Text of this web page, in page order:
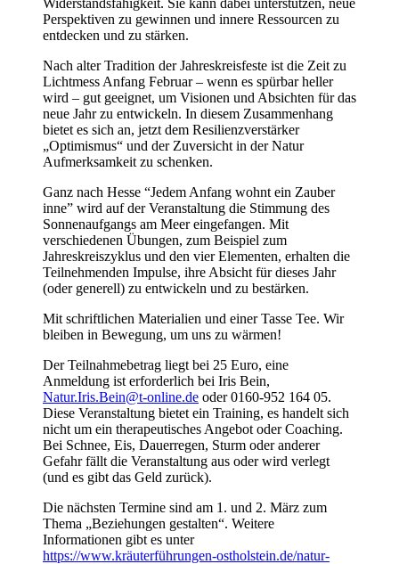
Perspektiven zu gewinnen und innere Ressourcen zu
entdecken und zu stärken.
Nach alter Tradition der Jahreskreisfeste ist die Zeit zu
Lichtmess Anfang Februar – wenn es spürbar heller
wird – gut geeignet, um Visionen und Absichten für das
neue Jahr zu entwickeln. In diesem Zusammenhang
bietet es sich an, jetzt dem Resilienzverstärker
„Optimismus“ und der Zuversicht in der Natur
Aufmerksamkeit zu schenken.
Ganz nach Hesse “Jedem Anfang wohnt ein Zauber
inne” wird auf der Veranstaltung die Stimmung des
Sonnenaufgangs am Meer eingefangen. Mit
verschiedenen Übungen, zum Beispiel zum
Jahreskreiszyklus und den vier Elementen, erhalten die
Teilnehmenden Impulse, ihre Absicht für dieses Jahr
(oder generell) zu entwickeln und zu bestärken.
Mit schriftlichen Materialien und einer Tasse Tee. Wir
bleiben in Bewegung, um uns zu wärmen!
Der Teilnahmebetrag liegt bei 25 Euro, eine
Anmeldung ist erforderlich bei Iris Bein,
Natur.Iris.Bein@t-online.de oder 0160-952 164 05.
Diese Veranstaltung bietet ein Training, es handelt sich
nicht um ein therapeutisches Angebot oder Coaching.
Bei Schnee, Eis, Dauerregen, Sturm oder anderer
Gefahr fällt die Veranstaltung aus oder wird verlegt
(und es gibt das Geld zurück).
Die nächsten Termine sind am 1. und 2. März zum
Thema „Beziehungen gestalten“. Weitere
Informationen gibt es unter
https://www.kräuterführungen-ostholstein.de/natur-